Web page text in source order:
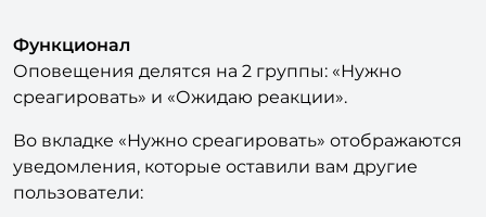
Функционал
Оповещения делятся на 2 группы: «Нужно
среагировать» и «Ожидаю реакции».
Во вкладке «Нужно среагировать» отображаются
уведомления, которые оставили вам другие